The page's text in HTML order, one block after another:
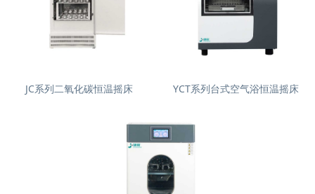
JC系列二氧化碳恒温摇床 YCT系列台式空气浴恒温摇床